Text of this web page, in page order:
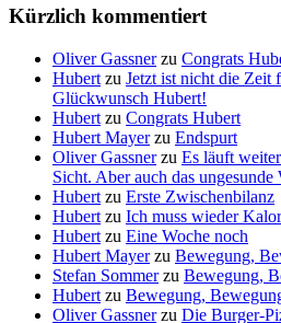
Kürzlich kommentiert
Oliver Gassnerzu Congrats
Hubert zu Jetzt ist nicht die Zeit
Glückwunsch Hubert!
Hubert zu Congrats Hubert
Hubert Mayerzu Endspurt
Oliver Gassnerzu Es läuft
Sicht. Aber auch das ungesunde
Hubert zu Erste Zwischenbilanz
Hubert zu Ich muss wieder
Hubert zu Eine Woche noch
Hubert Mayerzu Bewegung,
Stefan Sommerzu Bewegung,
Hubert zu Bewegung,
Oliver Gassnerzu Die Burger-